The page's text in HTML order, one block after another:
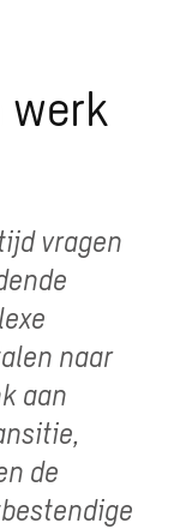
werk
vragen
naar
aan
de